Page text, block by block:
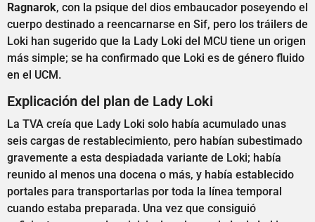
Ragnarok, con la psique del dios embaucador poseyendo el
cuerpo destinado a reencarnarse en Sif, pero los tráilers de
Loki han sugerido que la Lady Loki del MCU tiene un origen
más simple; se ha confirmado que Loki es de género fluido
en el UCM.
Explicación del plan de Lady Loki
La TVA creía que Lady Loki solo había acumulado unas
seis cargas de restablecimiento, pero habían subestimado
gravemente a esta despiadada variante de Loki; había
reunido al menos una docena o más, y había establecido
portales para transportarlas por toda la línea temporal
cuando estaba preparada. Una vez que consiguió